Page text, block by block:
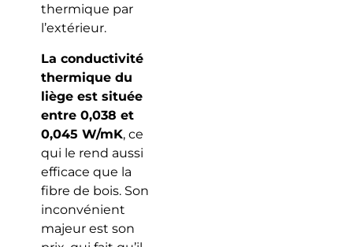
thermique par
l’extérieur.
La conductivité
thermique du
liège est située
entre 0,038 et
0,045 W/mK, ce
qui le rend aussi
efficace que la
fibre de bois. Son
inconvénient
majeur est son